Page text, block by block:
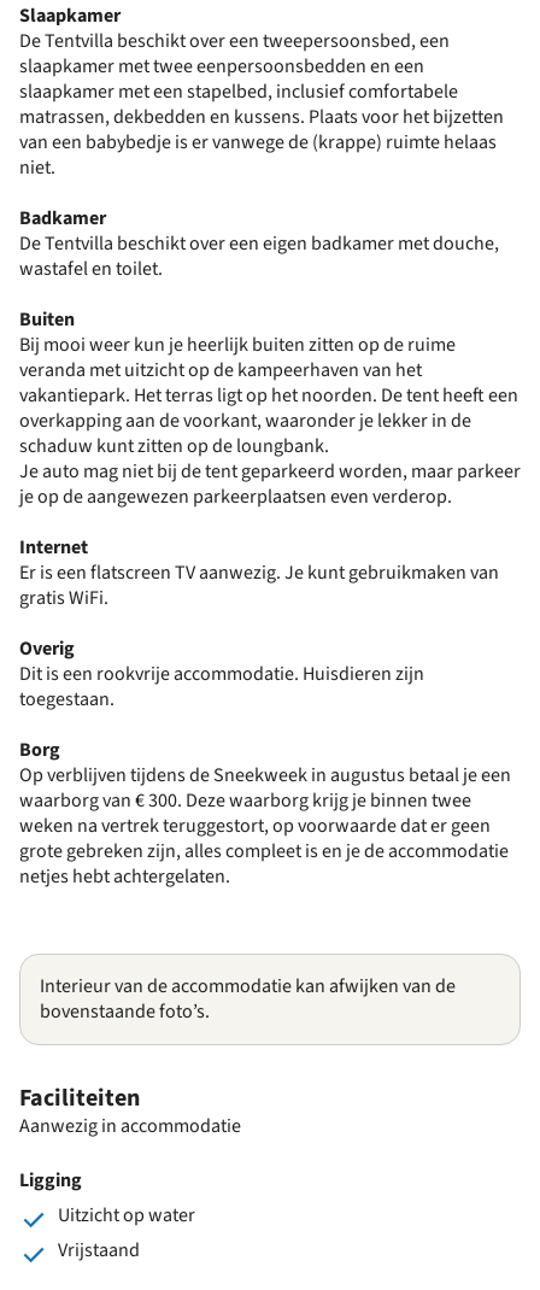
Slaapkamer
De Tentvilla beschikt over een tweepersoonsbed, een
slaapkamer met twee eenpersoonsbedden en een
slaapkamer met een stapelbed, inclusief comfortabele
matrassen, dekbedden en kussens. Plaats voor het bijzetten
van een babybedje is er vanwege de (krappe) ruimte helaas
niet.
Badkamer
De Tentvilla beschikt over een eigen badkamer met douche,
wastafel en toilet.
Buiten
Bij mooi weer kun je heerlijk buiten zitten op de ruime
veranda met uitzicht op de kampeerhaven van het
vakantiepark. Het terras ligt op het noorden. De tent heeft een
overkapping aan de voorkant, waaronder je lekker in de
schaduw kunt zitten op de loungbank.
Je auto mag niet bij de tent geparkeerd worden, maar parkeer
je op de aangewezen parkeerplaatsen even verderop.
Internet
Er is een flatscreen TV aanwezig. Je kunt gebruikmaken van
gratis WiFi.
Overig
Dit is een rookvrije accommodatie. Huisdieren zijn
toegestaan.
Borg
Op verblijven tijdens de Sneekweek in augustus betaal je een
waarborg van € 300. Deze waarborg krijg je binnen twee
weken na vertrek teruggestort, op voorwaarde dat er geen
grote gebreken zijn, alles compleet is en je de accommodatie
netjes hebt achtergelaten.
Interieur van de accommodatie kan afwijken van de
bovenstaande foto’s.
Faciliteiten
Aanwezig in accommodatie
Ligging
Uitzicht op water
Vrijstaand